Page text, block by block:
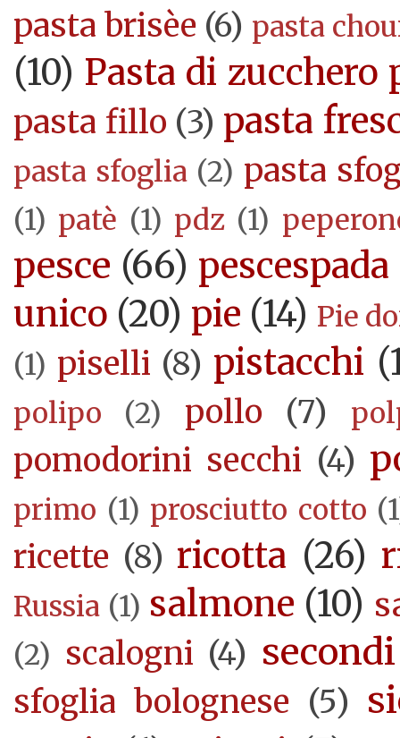
pasta brisèe (6) pasta
(10) Pasta di zucchero
pasta fillo (3) pasta
pasta sfoglia (2) pasta
(1) patè (1) pdz (1)
pesce (66) pescespada
unico (20) pie (14) Pie
(1) piselli (8) pistacchi
polipo (2) pollo (7)
pomodorini secchi (4)
primo (1) prosciutto cotto
ricette (8) ricotta (26)
Russia (1) salmone (10)
(2) scalogni (4) secondi
sfoglia bolognese (5)